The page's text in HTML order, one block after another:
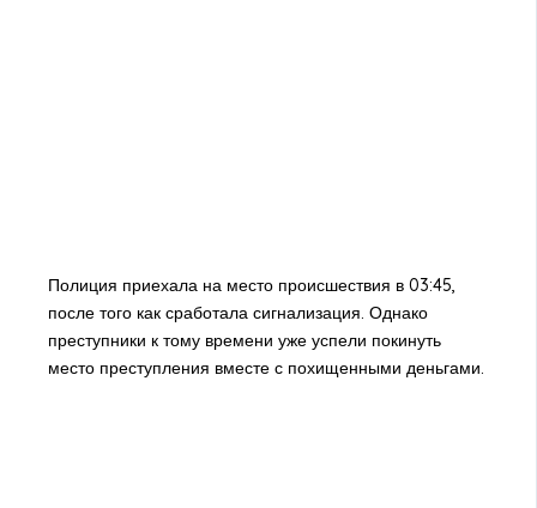
Полиция приехала на место происшествия в 03:45,
после того как сработала сигнализация. Однако
преступники к тому времени уже успели покинуть
место преступления вместе с похищенными деньгами.